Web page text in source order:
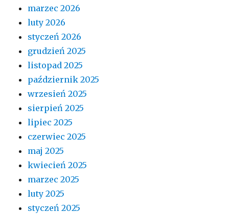
marzec 2026
luty 2026
styczeń 2026
grudzień 2025
listopad 2025
październik 2025
wrzesień 2025
sierpień 2025
lipiec 2025
czerwiec 2025
maj 2025
kwiecień 2025
marzec 2025
luty 2025
styczeń 2025